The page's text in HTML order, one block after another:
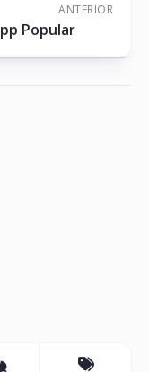
ANTERIOR
Popular